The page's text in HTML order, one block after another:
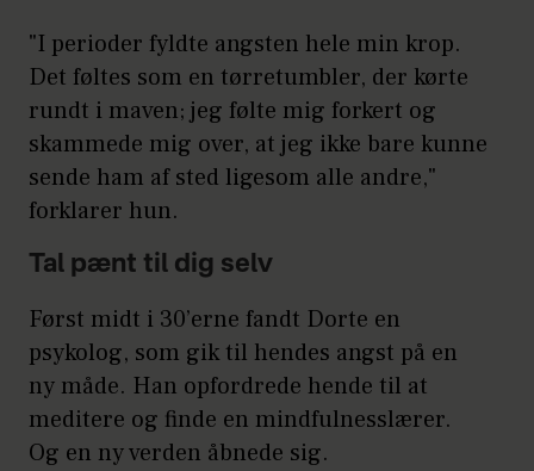
"I perioder fyldte angsten hele min krop.
Det føltes som en tørretumbler, der kørte
rundt i maven; jeg følte mig forkert og
skammede mig over, at jeg ikke bare kunne
sende ham af sted ligesom alle andre,"
forklarer hun.
Tal pænt til dig selv
Først midt i 30’erne fandt Dorte en
psykolog, som gik til hendes angst på en
ny måde. Han opfordrede hende til at
meditere og finde en mindfulnesslærer.
Og en ny verden åbnede sig.